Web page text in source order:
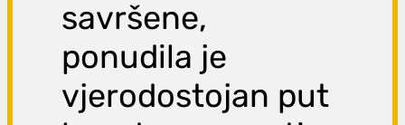
savršene,
ponudila je
vjerodostojan put